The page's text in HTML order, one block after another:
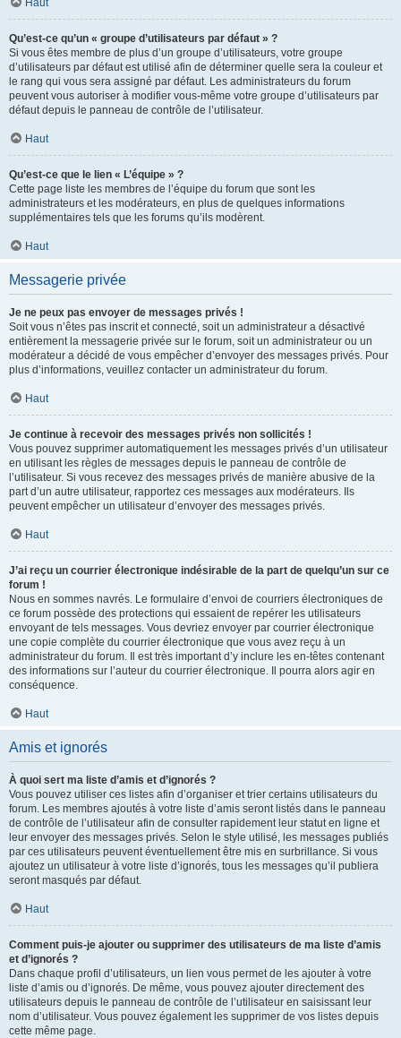
Haut
Qu’est-ce qu’un « groupe d’utilisateurs par défaut » ?
Si vous êtes membre de plus d’un groupe d’utilisateurs, votre groupe
d’utilisateurs par défaut est utilisé afin de déterminer quelle sera la couleur et
le rang qui vous sera assigné par défaut. Les administrateurs du forum
peuvent vous autoriser à modifier vous-même votre groupe d’utilisateurs par
défaut depuis le panneau de contrôle de l’utilisateur.
Haut
Qu’est-ce que le lien « L’équipe » ?
Cette page liste les membres de l’équipe du forum que sont les
administrateurs et les modérateurs, en plus de quelques informations
supplémentaires tels que les forums qu’ils modèrent.
Haut
Messagerie privée
Je ne peux pas envoyer de messages privés !
Soit vous n’êtes pas inscrit et connecté, soit un administrateur a désactivé
entièrement la messagerie privée sur le forum, soit un administrateur ou un
modérateur a décidé de vous empêcher d’envoyer des messages privés. Pour
plus d’informations, veuillez contacter un administrateur du forum.
Haut
Je continue à recevoir des messages privés non sollicités !
Vous pouvez supprimer automatiquement les messages privés d’un utilisateur
en utilisant les règles de messages depuis le panneau de contrôle de
l’utilisateur. Si vous recevez des messages privés de manière abusive de la
part d’un autre utilisateur, rapportez ces messages aux modérateurs. Ils
peuvent empêcher un utilisateur d’envoyer des messages privés.
Haut
J’ai reçu un courrier électronique indésirable de la part de quelqu’un sur ce
forum !
Nous en sommes navrés. Le formulaire d’envoi de courriers électroniques de
ce forum possède des protections qui essaient de repérer les utilisateurs
envoyant de tels messages. Vous devriez envoyer par courrier électronique
une copie complète du courrier électronique que vous avez reçu à un
administrateur du forum. Il est très important d’y inclure les en-têtes contenant
des informations sur l’auteur du courrier électronique. Il pourra alors agir en
conséquence.
Haut
Amis et ignorés
À quoi sert ma liste d’amis et d’ignorés ?
Vous pouvez utiliser ces listes afin d’organiser et trier certains utilisateurs du
forum. Les membres ajoutés à votre liste d’amis seront listés dans le panneau
de contrôle de l’utilisateur afin de consulter rapidement leur statut en ligne et
leur envoyer des messages privés. Selon le style utilisé, les messages publiés
par ces utilisateurs peuvent éventuellement être mis en surbrillance. Si vous
ajoutez un utilisateur à votre liste d’ignorés, tous les messages qu’il publiera
seront masqués par défaut.
Haut
Comment puis-je ajouter ou supprimer des utilisateurs de ma liste d’amis
et d’ignorés ?
Dans chaque profil d’utilisateurs, un lien vous permet de les ajouter à votre
liste d’amis ou d’ignorés. De même, vous pouvez ajouter directement des
utilisateurs depuis le panneau de contrôle de l’utilisateur en saisissant leur
nom d’utilisateur. Vous pouvez également les supprimer de vos listes depuis
cette même page.